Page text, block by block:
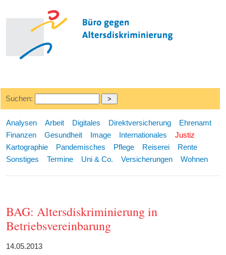
Suchen:
Analysen Arbeit Digitales Direktversicherung
Ehrenamt
Finanzen
Gesundheit Image Internationales
Justiz
Kartographie
Pandemisches Pflege Reiserei
Rente
Sonstiges
Termine Uni & Co. Versicherungen Wohnen
BAG: Altersdiskriminierung in
Betriebsvereinbarung
14.05.2013